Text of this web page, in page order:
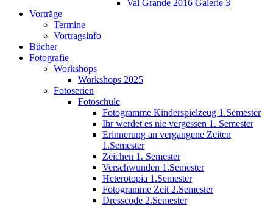
Val Grande 2016 Galerie 3
Vorträge
Termine
Vortragsinfo
Bücher
Fotografie
Workshops
Workshops 2025
Fotoserien
Fotoschule
Fotogramme Kinderspielzeug 1.Semester
Ihr werdet es nie vergessen 1. Semester
Erinnerung an vergangene Zeiten
1.Semester
Zeichen 1. Semester
Verschwunden 1.Semester
Heterotopia 1.Semester
Fotogramme Zeit 2.Semester
Dresscode 2.Semester